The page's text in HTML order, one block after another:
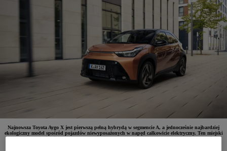
Najnowsza Toyota Aygo X jest pierwszą pełną hybrydą w segmencie A, a jednocześnie najbardziej
ekologiczny model spośród pojazdów niewyposażonych w napęd całkowicie elektryczny. Ten miejski
crossover zyskał więcej mocy, ma lepsze osiągi oraz nowoczesny styl, a gamę uzupełnia dynamiczna